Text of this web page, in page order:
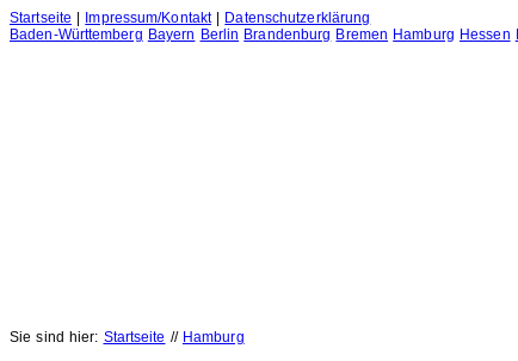
Startseite Impressum/Kontakt|
Datenschutzerklärung
Baden-Württemberg Bayern Berlin Brandenburg Bremen Hamburg Hessen
Sie sind hier: Startseite // Hamburg